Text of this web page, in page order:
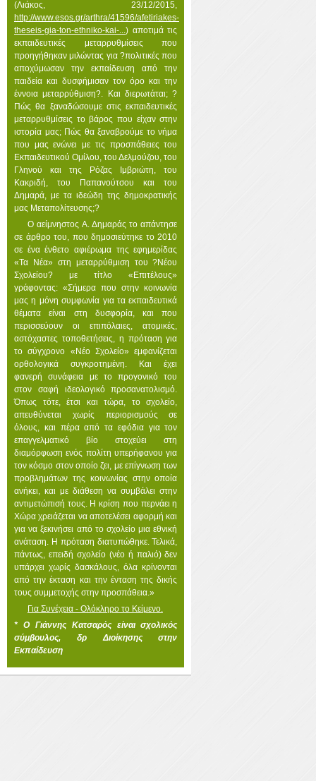
(Λιάκος, 23/12/2015,
http://www.esos.gr/arthra/41596/afetiriakes-
theseis-gia-ton-ethniko-kai-...) αποτιμά τις
εκπαιδευτικές μεταρρυθμίσεις που
προηγήθηκαν μιλώντας για ?πολιτικές που
αποχύμωσαν την εκπαίδευση από την
παιδεία και δυσφήμισαν τον όρο και την
έννοια μεταρρύθμιση?. Και διερωτάται; ?
Πώς θα ξαναδώσουμε στις εκπαιδευτικές
μεταρρυθμίσεις το βάρος που είχαν στην
ιστορία μας; Πώς θα ξαναβρούμε το νήμα
που μας ενώνει με τις προσπάθειες του
Εκπαιδευτικού Ομίλου, του Δελμούζου, του
Γληνού και της Ρόζας Ιμβριώτη, του
Κακριδή, του Παπανούτσου και του
Δημαρά, με τα ιδεώδη της δημοκρατικής
μας Μεταπολίτευσης;?
Ο αείμνηστος Α. Δημαράς το απάντησε
σε άρθρο του, που δημοσιεύτηκε το 2010
σε ένα ένθετο αφιέρωμα της εφημερίδας
«Τα Νέα» στη μεταρρύθμιση του ?Νέου
Σχολείου? με τίτλο «Επιτέλους»
γράφοντας: «Σήμερα που στην κοινωνία
μας η μόνη συμφωνία για τα εκπαιδευτικά
θέματα είναι στη δυσφορία, και που
περισσεύουν οι επιπόλαιες, ατομικές,
αστόχαστες τοποθετήσεις, η πρόταση για
το σύγχρονο «Νέο Σχολείο» εμφανίζεται
ορθολογικά συγκροτημένη. Και έχει
φανερή συνάφεια με το προγονικό του
στον σαφή ιδεολογικό προσανατολισμό.
Όπως τότε, έτσι και τώρα, το σχολείο,
απευθύνεται χωρίς περιορισμούς σε
όλους, και πέρα από τα εφόδια για τον
επαγγελματικό βίο στοχεύει στη
διαμόρφωση ενός πολίτη υπερήφανου για
τον κόσμο στον οποίο ζει, με επίγνωση των
προβλημάτων της κοινωνίας στην οποία
ανήκει, και με διάθεση να συμβάλει στην
αντιμετώπισή τους. Η κρίση που περνάει η
Χώρα χρειάζεται να αποτελέσει αφορμή και
για να ξεκινήσει από το σχολείο μια εθνική
ανάταση. Η πρόταση διατυπώθηκε. Τελικά,
πάντως, επειδή σχολείο (νέο ή παλιό) δεν
υπάρχει χωρίς δασκάλους, όλα κρίνονται
από την έκταση και την ένταση της δικής
τους συμμετοχής στην προσπάθεια.»
Για Συνέχεια - Ολόκληρο το Κείμενο.
* Ο Γιάννης Κατσαρός είναι σχολικός
σύμβουλος, δρ Διοίκησης στην
Εκπαίδευση